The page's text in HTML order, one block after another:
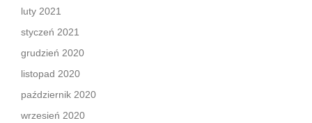
luty 2021
styczeń 2021
grudzień 2020
listopad 2020
październik 2020
wrzesień 2020